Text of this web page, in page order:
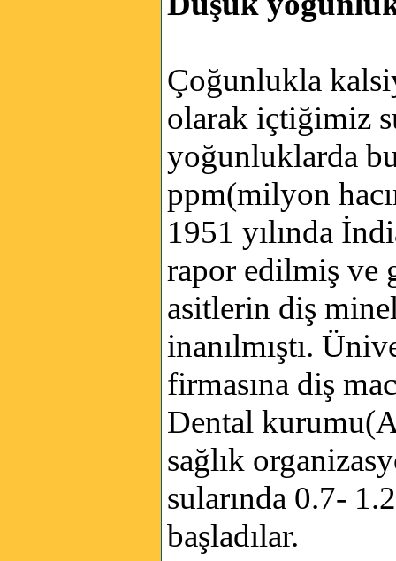
Çoğunlukla
olarak içtiğimiz
yoğunluklarda
ppm(milyon
1951 yılında
rapor edilmiş ve
asitlerin diş
inanılmıştı.
firmasına diş
Dental
sağlık
sularında 0.7-
başladılar.